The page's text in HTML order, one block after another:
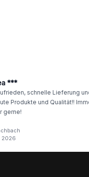
***
schnelle Lieferung
Produkte und Qualität!!
gerne!
2026